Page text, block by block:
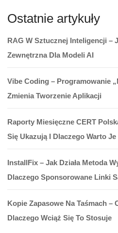
Ostatnie artykuły
RAG W Sztucznej Inteligencji –
Zewnętrzna Dla Modeli AI
Vibe Coding – Programowanie
Zmienia Tworzenie Aplikacji
Raporty Miesięczne CERT
Się Ukazują I Dlaczego Warto
InstallFix – Jak Działa Metoda
Dlaczego Sponsorowane Linki
Kopie Zapasowe Na Taśmach –
Dlaczego Wciąż Się To Stosuje